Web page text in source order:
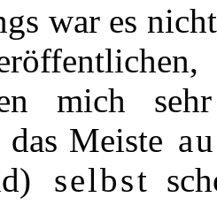
war es
mich
das Meiste
selbst